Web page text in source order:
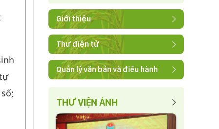
Giới thiệu
Thư điện tử
Quản lý văn bản và điều hành
THƯ VIỆN ẢNH